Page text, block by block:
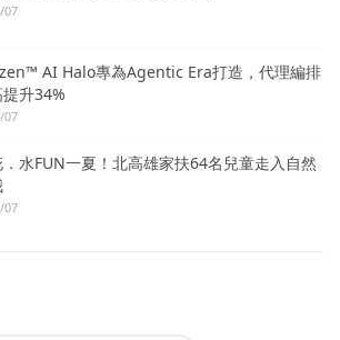
07
AI Halo專為Agentic Era打造，代理編排
升34%
07
水FUN一夏！北高雄家扶64名兒童走入自然
07